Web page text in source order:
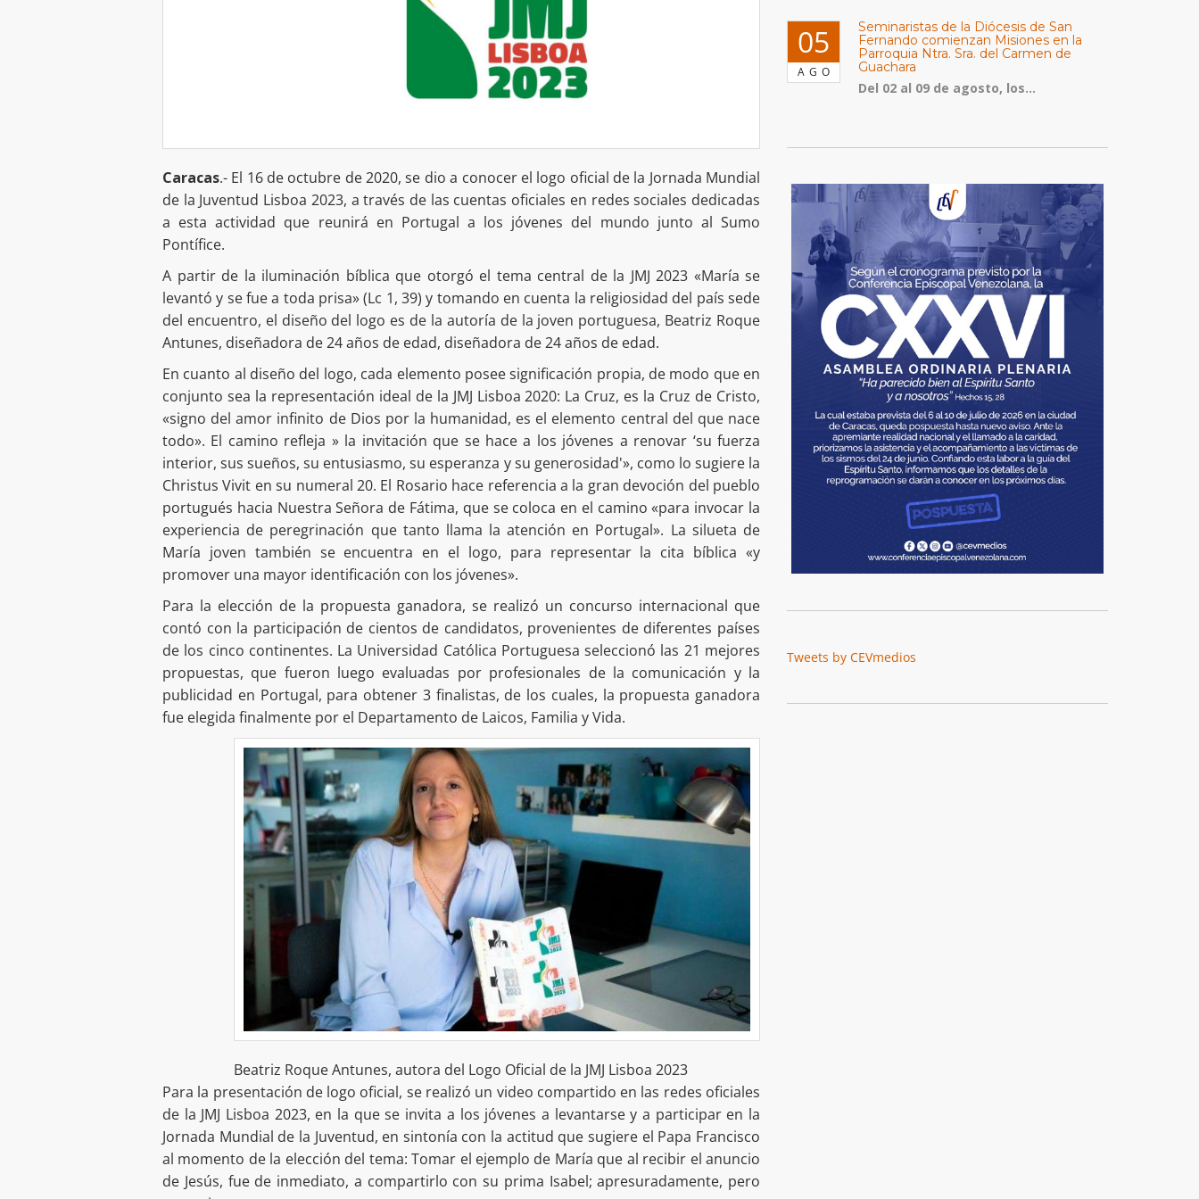
Caracas.- El 16 de octubre de 2020, se dio a conocer el logo oficial de la Jornada Mundial
de la Juventud Lisboa 2023, a través de las cuentas oficiales en redes sociales dedicadas
a esta actividad que reunirá en Portugal a los jóvenes del mundo junto al Sumo
Pontífice.
A partir de la iluminación bíblica que otorgó el tema central de la JMJ 2023 «María se
levantó y se fue a toda prisa» (Lc 1, 39) y tomando en cuenta la religiosidad del país sede
del encuentro, el diseño del logo es de la autoría de la joven portuguesa, Beatriz Roque
Antunes, diseñadora de 24 años de edad, diseñadora de 24 años de edad.
En cuanto al diseño del logo, cada elemento posee significación propia, de modo que en
conjunto sea la representación ideal de la JMJ Lisboa 2020: La Cruz, es la Cruz de Cristo,
«signo del amor infinito de Dios por la humanidad, es el elemento central del que nace
todo». El camino refleja » la invitación que se hace a los jóvenes a renovar ‘su fuerza
interior, sus sueños, su entusiasmo, su esperanza y su generosidad'», como lo sugiere la
Christus Vivit en su numeral 20. El Rosario hace referencia a la gran devoción del pueblo
portugués hacia Nuestra Señora de Fátima, que se coloca en el camino «para invocar la
experiencia de peregrinación que tanto llama la atención en Portugal». La silueta de
María joven también se encuentra en el logo, para representar la cita bíblica «y
promover una mayor identificación con los jóvenes».
Para la elección de la propuesta ganadora, se realizó un concurso internacional que
contó con la participación de cientos de candidatos, provenientes de diferentes países
de los cinco continentes. La Universidad Católica Portuguesa seleccionó las 21 mejores
propuestas, que fueron luego evaluadas por profesionales de la comunicación y la
publicidad en Portugal, para obtener 3 finalistas, de los cuales, la propuesta ganadora
fue elegida finalmente por el Departamento de Laicos, Familia y Vida.
Beatriz Roque Antunes, autora del Logo Oficial de la JMJ Lisboa 2023
Para la presentación de logo oficial, se realizó un video compartido en las redes oficiales
de la JMJ Lisboa 2023, en la que se invita a los jóvenes a levantarse y a participar en la
Jornada Mundial de la Juventud, en sintonía con la actitud que sugiere el Papa Francisco
al momento de la elección del tema: Tomar el ejemplo de María que al recibir el anuncio
de Jesús, fue de inmediato, a compartirlo con su prima Isabel; apresuradamente, pero
05
AGO
Seminaristas de la Diócesis de San
Fernando comienzan Misiones en la
Parroquia Ntra. Sra. del Carmen de
Guachara
Del 02 al 09 de agosto, los...
Tweets by CEVmedios